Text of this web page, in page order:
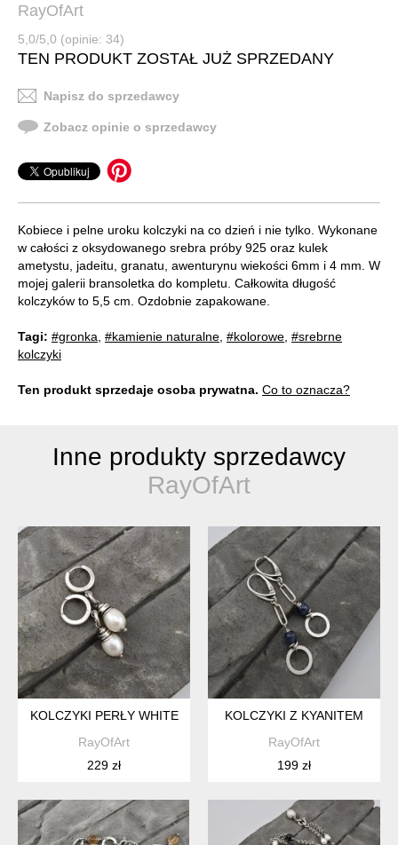
RayOfArt
5,0/5,0 (opinie: 34)
TEN PRODUKT ZOSTAŁ JUŻ SPRZEDANY
Napisz do sprzedawcy
Zobacz opinie o sprzedawcy
Kobiece i pelne uroku kolczyki na co dzień i nie tylko. Wykonane
w całości z oksydowanego srebra próby 925 oraz kulek
ametystu, jadeitu, granatu, awenturynu wiekości 6mm i 4 mm. W
mojej galerii bransoletka do kompletu. Całkowita długość
kolczyków to 5,5 cm. Ozdobnie zapakowane.
Tagi: #gronka #kamienie naturalne #kolorowe #srebrne
kolczyki
Ten produkt sprzedaje osoba prywatna. Co to oznacza?
Inne produkty sprzedawcy
RayOfArt
KOLCZYKI PERŁY WHITE
RayOfArt
229 zł
KOLCZYKI Z KYANITEM
RayOfArt
199 zł